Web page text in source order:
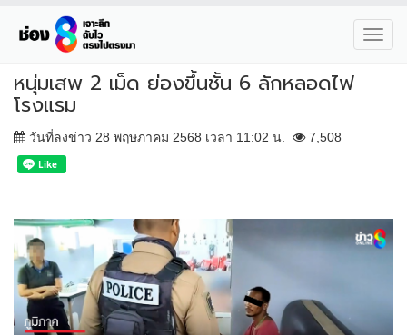
หนุ่มเสพ 2 เม็ด ย่องขึ้นชั้น 6 ลักหลอดไฟ
โรงแรม
วันที่ลงข่าว 28 พฤษภาคม 2568 เวลา 11:02 น. 7,508